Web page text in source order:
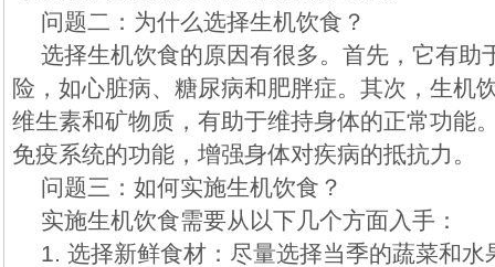
问题二：为什么选择生机饮食？
选择生机饮食的原因有很多。首先，它有助
险，如心脏病、糖尿病和肥胖症。其次，生机
维生素和矿物质，有助于维持身体的正常功能
免疫系统的功能，增强身体对疾病的抵抗力。
问题三：如何实施生机饮食？
实施生机饮食需要从以下几个方面入手：
1. 选择新鲜食材：尽量选择当季的蔬菜和水